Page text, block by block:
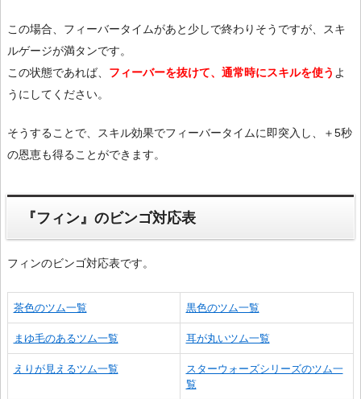
この場合、フィーバータイムがあと少しで終わりそうですが、スキ
ルゲージが満タンです。
この状態であれば、 フィーバーを抜けて、通常時にスキルを使う よ
うにしてください。
そうすることで、スキル効果でフィーバータイムに即突入し、＋5秒
の恩恵も得ることができます。
『フィン』のビンゴ対応表
フィンのビンゴ対応表です。
茶色のツム一覧 黒色のツム一覧
まゆ毛のあるツム一覧 耳が丸いツム一覧
えりが見えるツム一覧
スターウォーズシリーズのツム一
覧